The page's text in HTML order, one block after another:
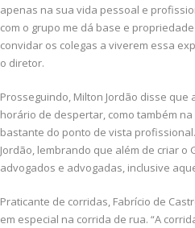
apenas na sua vida pessoal e
com o grupo me dá base e
convidar os colegas a viverem essa
o diretor.
Prosseguindo, Milton Jordão disse
horário de despertar, como também
bastante do ponto de vista
Jordão, lembrando que além de criar
advogados e advogadas, inclusive
Praticante de corridas, Fabrício de
em especial na corrida de rua. “A